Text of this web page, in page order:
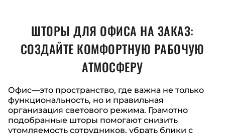
ШТОРЫ ДЛЯ ОФИСА НА ЗАКАЗ:
СОЗДАЙТЕ КОМФОРТНУЮ РАБОЧУЮ
АТМОСФЕРУ
Офис—это пространство, где важна не только
функциональность, но и правильная
организация светового режима. Грамотно
подобранные шторы помогают снизить
утомляемость сотрудников, убрать блики с